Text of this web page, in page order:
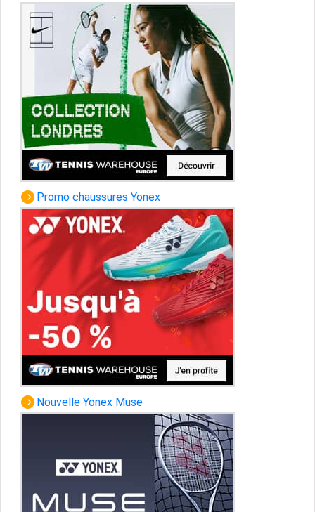
Promo chaussures Yonex
Nouvelle Yonex Muse